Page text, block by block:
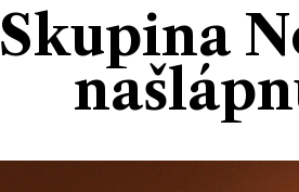
Skupina